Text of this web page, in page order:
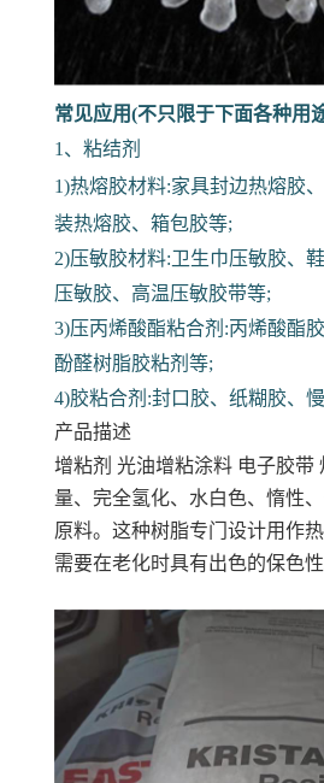
常见应用(不只限于下面各种用
1、粘结剂
1)热熔胶材料:家具封边热熔胶
装热熔胶、箱包胶等;
2)压敏胶材料:卫生巾压敏胶、
压敏胶、高温压敏胶带等;
3)压丙烯酸酯粘合剂:丙烯酸酯
酚醛树脂胶粘剂等;
4)胶粘合剂:封口胶、纸糊胶、
产品描述
增粘剂 光油增粘涂料 电子胶带
量、完全氢化、水白色、惰性
原料。这种树脂专门设计用作
需要在老化时具有出色的保色性